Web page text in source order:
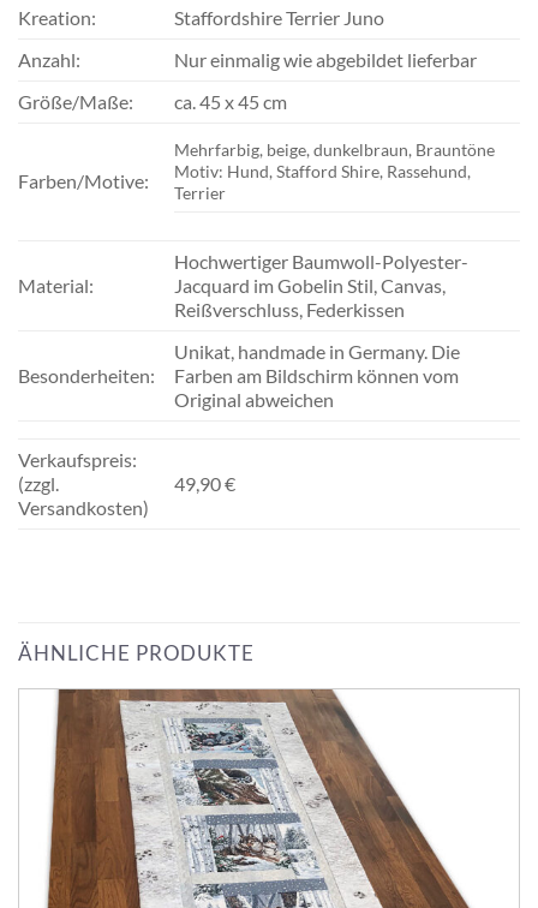
Kreation:
Staffordshire Terrier Juno
Anzahl:
Nur einmalig wie abgebildet lieferbar
Größe/Maße:
ca. 45 x 45 cm
Farben/Motive:
Mehrfarbig, beige, dunkelbraun, Brauntöne
Motiv: Hund, Stafford Shire, Rassehund,
Terrier
Material:
Hochwertiger Baumwoll-Polyester-
Jacquard im Gobelin Stil, Canvas,
Reißverschluss, Federkissen
Besonderheiten:
Unikat, handmade in Germany. Die
Farben am Bildschirm können vom
Original abweichen
Verkaufspreis:
(zzgl.
Versandkosten)
49,90 €
ÄHNLICHE PRODUKTE